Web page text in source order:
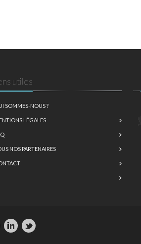
utiles
SOMMES-NOUS ?
LÉGALES
NOS PARTENAIRES